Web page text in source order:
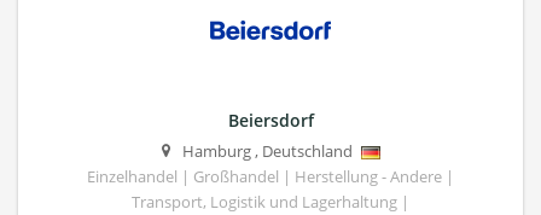
Beiersdorf
Hamburg, Deutschland
Einzelhandel | Großhandel | Herstellung - Andere |
Transport, Logistik und Lagerhaltung |